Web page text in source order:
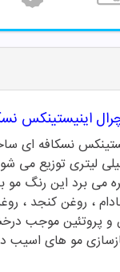
اینیستینکس
نسکافه ای
بسته بندی 120 میلی لیتری
می برد این رنگ مو
، روغن کنجد ،
و پروتئین موجب
مو های اسیب